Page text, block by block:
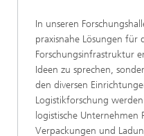
In unseren
praxisnahe Lösungen für
Forschungsinfrastruktur
Ideen zu sprechen,
den diversen
Logistikforschung
logistische
Verpackungen und